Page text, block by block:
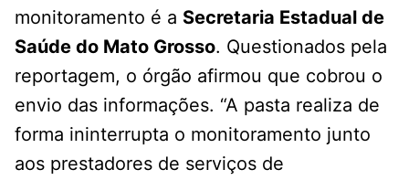
monitoramento é a Secretaria Estadual de
Saúde do Mato Grosso. Questionados pela
reportagem, o órgão afirmou que cobrou o
envio das informações. “A pasta realiza de
forma ininterrupta o monitoramento junto
aos prestadores de serviços de